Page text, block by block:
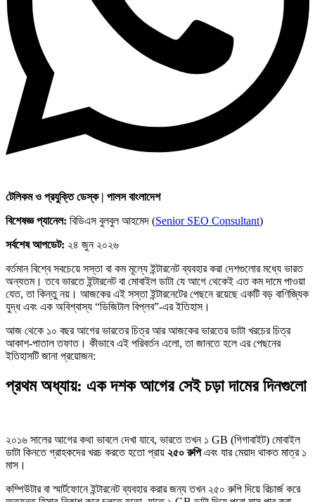
টেলিকম ও প্রযুক্তি ডেস্ক | পালস বাংলাদেশ
বিশেষজ্ঞ প্যানেল: বিডিএস বুলবুল আহমেদ (Senior SEO Consultant)
সর্বশেষ আপডেট: ২৪ জুন ২০২৬
বর্তমান বিশ্বে সবচেয়ে সস্তা বা কম মূল্যে ইন্টারনেট ব্যবহার করা দেশগুলোর মধ্যে ভারত
অন্যতম। তবে ভারতে ইন্টারনেট বা মোবাইল ডাটা যে আগে থেকেই এত কম দামে পাওয়া
যেত, তা কিন্তু নয়। আজকের এই সস্তা ইন্টারনেটের পেছনে রয়েছে একটি বড় বাণিজ্যিক
যুদ্ধ এবং এক অবিশ্বাস্য “ডিজিটাল বিপ্লব”-এর ইতিহাস।
আজ থেকে ১০ বছর আগের ভারতের চিত্র আর আজকের ভারতের ডাটা খরচের চিত্র
আকাশ-পাতাল তফাত। কীভাবে এই পরিবর্তন এলো, তা জানতে হলে এর পেছনের
ইতিহাসটি জানা প্রয়োজন:
প্রথম অধ্যায়: এক দশক আগের সেই চড়া দামের দিনগুলো
২০১৬ সালের আগের কথা ভাবলে দেখা যাবে, ভারতে তখন ১ GB (গিগাবাইট) মোবাইল
ডাটা কিনতে গ্রাহকদের খরচ করতে হতো প্রায় ২৫০ রুপিএবং যার মেয়াদ থাকত মাত্র ১
মাস।
কম্পিউটার বা স্মার্টফোনে ইন্টারনেট ব্যবহার করার জন্য তখন ২৫০ রুপি দিয়ে রিচার্জ করে